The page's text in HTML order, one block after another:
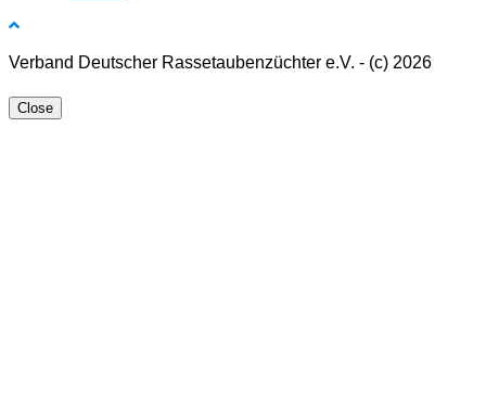
Verband Deutscher Rassetaubenzüchter e.V. - (c) 2026
Close